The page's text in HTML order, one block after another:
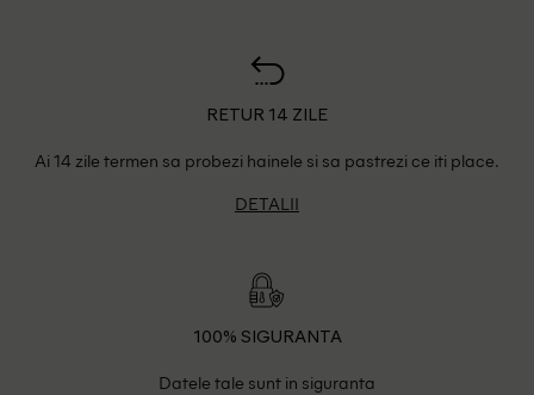
RETUR 14 ZILE
Ai 14 zile termen sa probezi hainele si sa pastrezi ce iti place.
DETALII
100% SIGURANTA
Datele tale sunt in siguranta